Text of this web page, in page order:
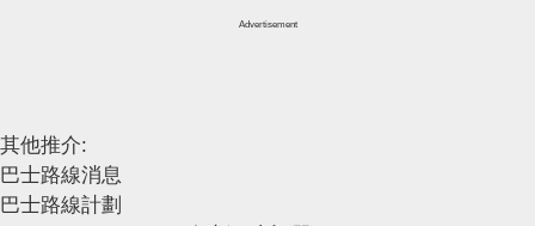
Advertisement
其他推介:
巴士路線消息
巴士路線計劃